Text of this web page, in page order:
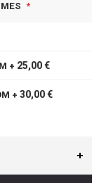
+ 25,00 €
+ 30,00 €